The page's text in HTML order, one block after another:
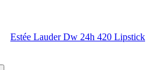
Estée Lauder Dw 24h 420 Lipstick